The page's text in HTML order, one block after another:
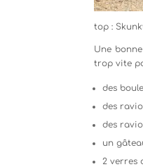
top :
Une
trop vite
des
des
des
un
2 verres